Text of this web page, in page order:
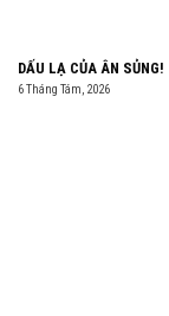
DẤU LẠ CỦA ÂN SỦNG!
6 Tháng Tám, 2026